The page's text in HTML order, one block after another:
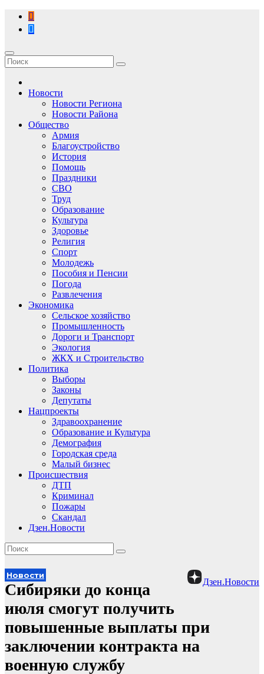
Перейти
содержимому
Новости
Новости Региона
Новости Района
Общество
Армия
Благоустройство
История
Помощь
Праздники
СВО
Труд
Образование
Культура
Здоровье
Религия
Спорт
Молодежь
Пособия и Пенсии
Погода
Развлечения
Экономика
Сельское хозяйство
Промышленность
Дороги и Транспорт
Экология
ЖКХ и Строительство
Политика
Выборы
Законы
Депутаты
Нацпроекты
Здравоохранение
Образование и Культура
Демография
Городская среда
Малый бизнес
Происшествия
ДТП
Криминал
Пожары
Скандал
Дзен.Новости
Дзен.Новости
Новости
Сибиряки до конца
июля смогут получить
повышенные выплаты при
заключении контракта на
военную службу